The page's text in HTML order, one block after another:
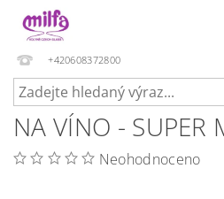
+420608372800
NA VÍNO - SUPER
Neohodnoceno